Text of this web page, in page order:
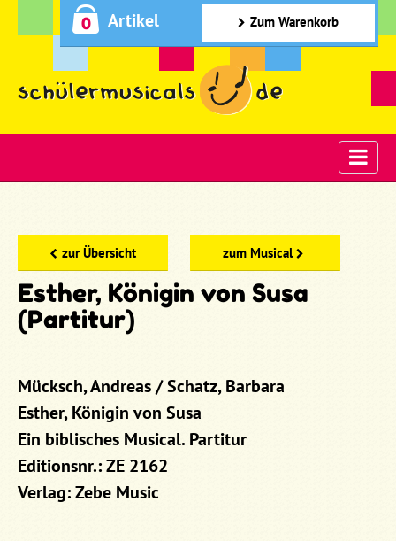
0 Artikel Zum Warenkorb
zur Übersicht zum Musical
Esther, Königin von Susa
(Partitur)
Mücksch, Andreas / Schatz, Barbara
Esther, Königin von Susa
Ein biblisches Musical. Partitur
Editionsnr.: ZE 2162
Verlag: Zebe Music